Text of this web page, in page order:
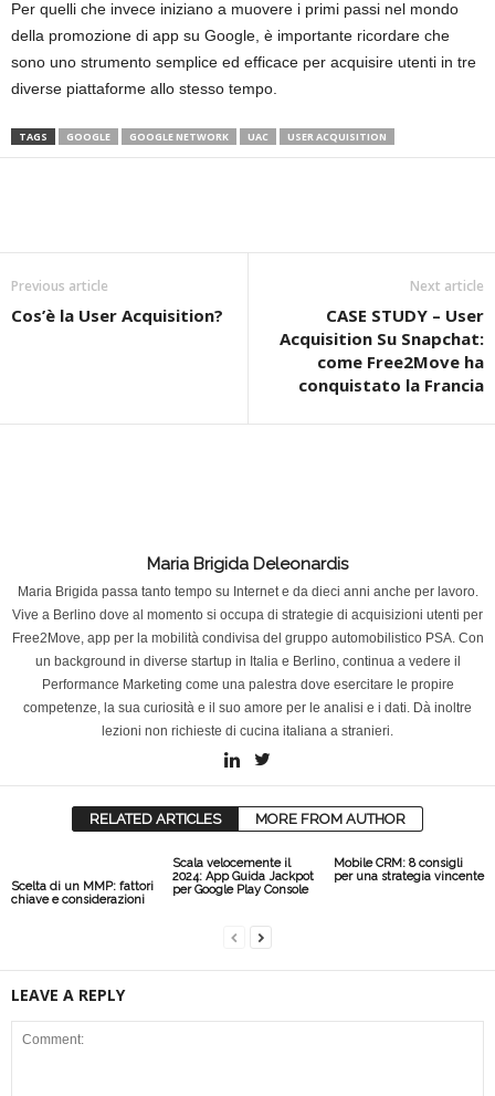
Per quelli che invece iniziano a muovere i primi passi nel mondo
della promozione di app su Google, è importante ricordare che
sono uno strumento semplice ed efficace per acquisire utenti in tre
diverse piattaforme allo stesso tempo.
TAGS GOOGLE GOOGLE NETWORK UAC USER ACQUISITION
Previous article
Cos’è la User Acquisition?
Next article
CASE STUDY – User
Acquisition Su Snapchat:
come Free2Move ha
conquistato la Francia
Maria Brigida Deleonardis
Maria Brigida passa tanto tempo su Internet e da dieci anni anche per lavoro.
Vive a Berlino dove al momento si occupa di strategie di acquisizioni utenti per
Free2Move, app per la mobilità condivisa del gruppo automobilistico PSA. Con
un background in diverse startup in Italia e Berlino, continua a vedere il
Performance Marketing come una palestra dove esercitare le propire
competenze, la sua curiosità e il suo amore per le analisi e i dati. Dà inoltre
lezioni non richieste di cucina italiana a stranieri.
RELATED ARTICLES MORE FROM AUTHOR
Scelta di un MMP: fattori
chiave e considerazioni
Scala velocemente il
2024: App Guida Jackpot
per Google Play Console
Mobile CRM: 8 consigli
per una strategia vincente
LEAVE A REPLY